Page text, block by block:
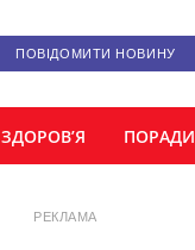
ПОВІДОМИТИ НОВИНУ
ЗДОРОВ’Я ПОРАДИ
РЕКЛАМА